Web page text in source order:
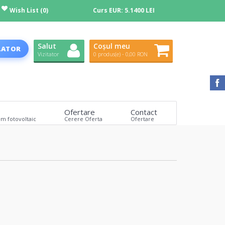
Wish List (0) Curs EUR: 5.1400 LEI
Salut
Vizitator
Coșul meu
0 produs(e) - 0,00 RON
fotovoltaic
Ofertare
Cerere Oferta
Contact
Ofertare